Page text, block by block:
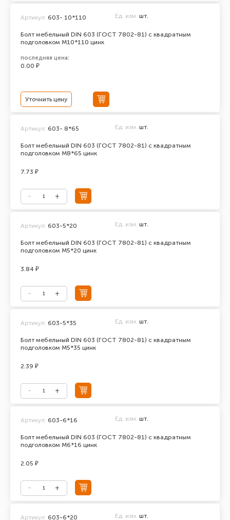
Болт мебельный DIN 603 (ГОСТ 7802-81) с квадратным
подголовком М10*110 цинк
Артикул: 603- 10*110 Ед. изм. шт.
последняя цена:
0.00 ₽
Уточнить цену
Болт мебельный DIN 603 (ГОСТ 7802-81) с квадратным
подголовком М8*65 цинк
Артикул: 603- 8*65 Ед. изм. шт.
7.73 ₽
Болт мебельный DIN 603 (ГОСТ 7802-81) с квадратным
подголовком М5*20 цинк
Артикул: 603-5*20 Ед. изм. шт.
3.84 ₽
Болт мебельный DIN 603 (ГОСТ 7802-81) с квадратным
подголовком М5*35 цинк
Артикул: 603-5*35 Ед. изм. шт.
2.39 ₽
Болт мебельный DIN 603 (ГОСТ 7802-81) с квадратным
подголовком М6*16 цинк
Артикул: 603-6*16 Ед. изм. шт.
2.05 ₽
Артикул: 603-6*20 Ед. изм. шт.